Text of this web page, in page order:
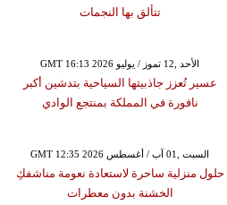
تتألق بها النجمات
GMT 16:13 2026 الأحد ,12 تموز / يوليو
عسير تُعزز جاذبيتها السياحية بتدشين أكبر
نافورة في المملكة بمنتجع الوادي
GMT 12:35 2026 السبت ,01 آب / أغسطس
حلول منزلية ساحرة لاستعادة نعومة مناشفكِ
الخشنة بدون معطرات